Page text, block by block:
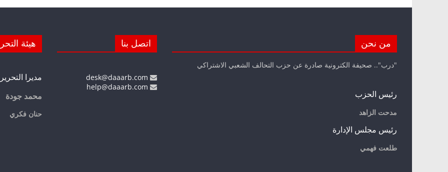
من نحن
"درب".. صحيفة الكترونية صادرة عن حزب التحالف الشعبي الاشتراكي
رئيس الحزب
مدحت الزاهد
رئيس مجلس الإدارة
طلعت فهمي
اتصل بنا هيئة
مديرا التحرير
محمد جودة
حنان فكري